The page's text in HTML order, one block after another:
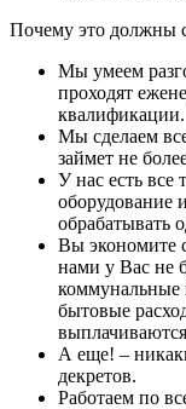
Почему это должны
Мы умеем
проходят
квалификации.
Мы сделаем
займет не
У нас есть все
оборудование
обрабатывать
Вы экономите
нами у Вас не
коммунальные
бытовые
А еще! –
декретов.
Работаем по